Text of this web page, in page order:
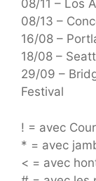
08/11 – Los
08/13 –
16/08 –
18/08 –
29/09 –
Festival
! = avec
* = avec
< = avec